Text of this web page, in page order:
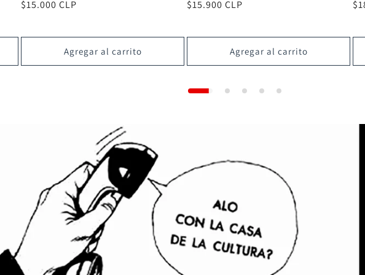
Precio
$12.900 CLP
Agregar al carrito
Precio
$14.900 CLP
Agregar al carrito